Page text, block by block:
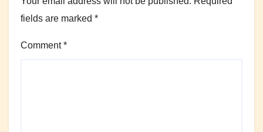
fields are marked *
Comment*